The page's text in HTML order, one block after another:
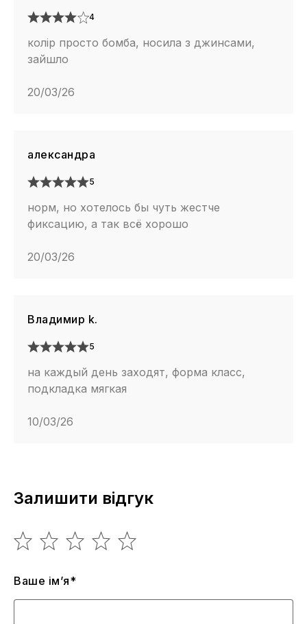
4
колір просто бомба, носила з джинсами,
зайшло
20/03/26
александра
5
норм, но хотелось бы чуть жестче
фиксацию, а так всё хорошо
20/03/26
Владимир k.
5
на каждый день заходят, форма класс,
подкладка мягкая
10/03/26
Залишити відгук
Ваше ім’я*